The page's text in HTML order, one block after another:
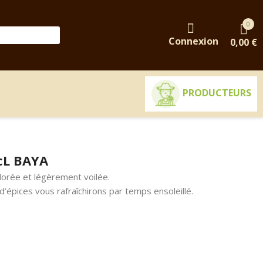
Connexion
0
0,00 €
PRODUCTEURS
BAYA
et légèrement voilée.
vous rafraîchirons par temps ensoleillé.